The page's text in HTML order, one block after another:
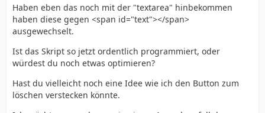
Haben eben das noch mit der "textarea" hinbekommen
haben diese gegen <span id="text"></span>
ausgewechselt.
Ist das Skript so jetzt ordentlich programmiert, oder
würdest du noch etwas optimieren?
Hast du vielleicht noch eine Idee wie ich den Button zum
löschen verstecken könnte.